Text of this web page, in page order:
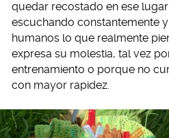
quedar recostado en ese
escuchando constantemente
humanos lo que realmente
expresa su molestia, tal vez
entrenamiento o porque no
con mayor rapidez.